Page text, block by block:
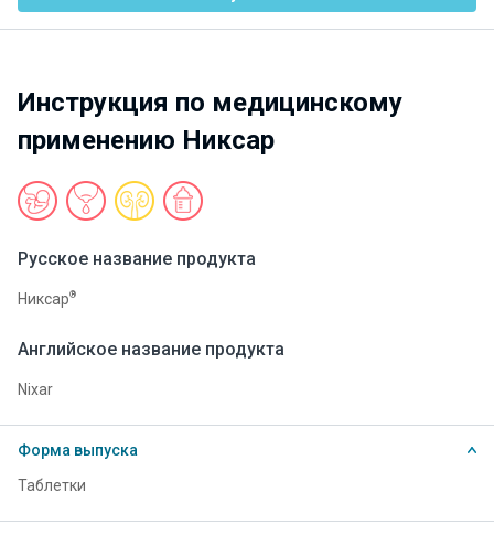
Инструкция по медицинскому
применению Никсар
Русское название продукта
Никсар®
Английское название продукта
Nixar
Форма выпуска
Таблетки